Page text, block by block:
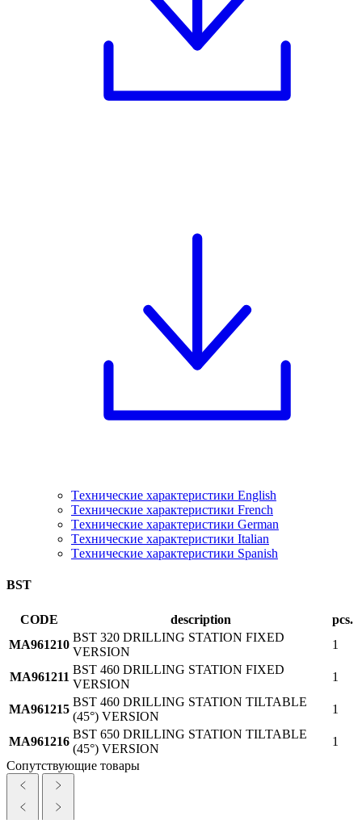
Tехнические характеристики English
Tехнические характеристики French
Tехнические характеристики German
Tехнические характеристики Italian
Tехнические характеристики Spanish
BST
CODE description
pcs.
MA961210
BST 320 DRILLING STATION FIXED
VERSION
1
MA961211
BST 460 DRILLING STATION FIXED
VERSION
1
MA961215
BST 460 DRILLING STATION TILTABLE
(45°) VERSION
1
MA961216
BST 650 DRILLING STATION TILTABLE
(45°) VERSION
1
Сопутствующие товары